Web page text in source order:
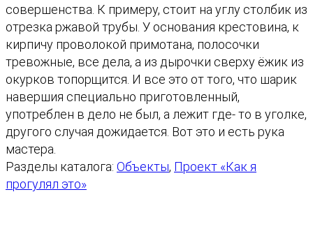
совершенства. К примеру, стоит на углу столбик из
отрезка ржавой трубы. У основания крестовина, к
кирпичу проволокой примотана, полосочки
тревожные, все дела, а из дырочки сверху ёжик из
окурков топорщится. И все это от того, что шарик
навершия специально приготовленный,
употреблен в дело не был, а лежит где- то в уголке,
другого случая дожидается. Вот это и есть рука
мастера.
Разделы каталога: Объекты, Проект «Как я
прогулял это»